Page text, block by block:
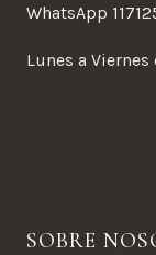
WhatsApp
Lunes a
SOBRE